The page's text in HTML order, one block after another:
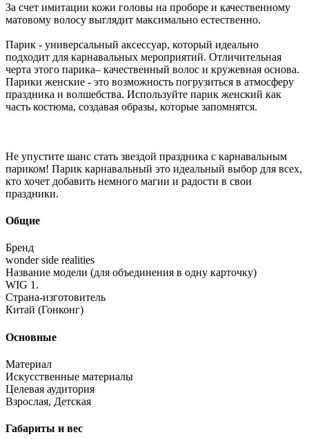
За счет имитации кожи головы на проборе и качественному
матовому волосу выглядит максимально естественно.
Парик - универсальный аксессуар, который идеально
подходит для карнавальных мероприятий. Отличительная
черта этого парика– качественный волос и кружевная основа.
Парики женские - это возможность погрузиться в атмосферу
праздника и волшебства. Используйте парик женский как
часть костюма, создавая образы, которые запомнятся.
Не упустите шанс стать звездой праздника с карнавальным
париком! Парик карнавальный это идеальный выбор для всех,
кто хочет добавить немного магии и радости в свои
праздники.
Общие
Бренд
wonder side realities
Название модели (для объединения в одну карточку)
WIG 1.
Страна-изготовитель
Китай (Гонконг)
Основные
Материал
Искусственные материалы
Целевая аудитория
Взрослая, Детская
Габариты и вес